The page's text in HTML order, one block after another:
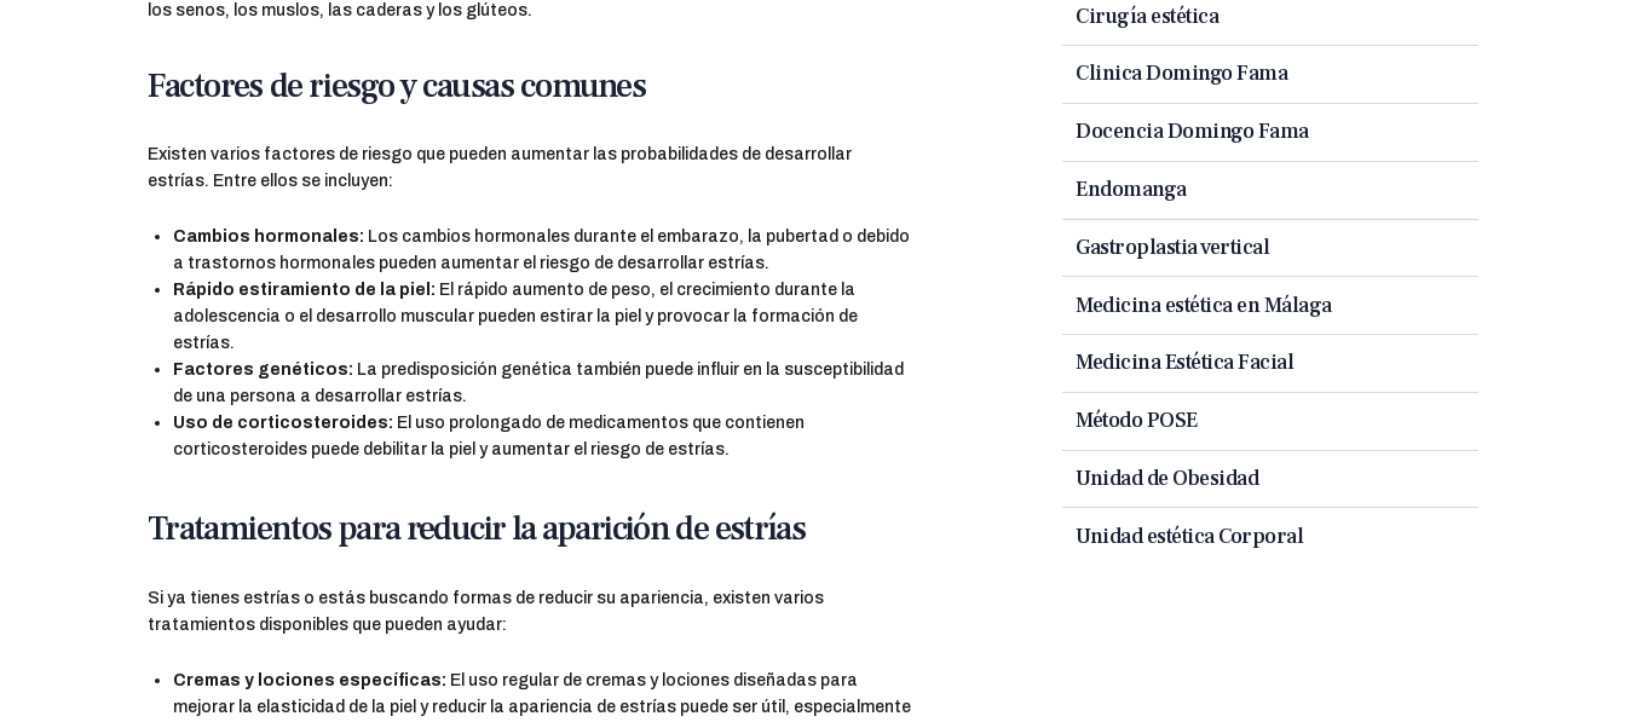
los senos, los muslos, las caderas y los glúteos.
Factores de riesgo y causas comunes
Existen varios factores de riesgo que pueden aumentar las probabilidades de desarrollar
estrías. Entre ellos se incluyen:
Cambios hormonales: Los cambios hormonales durante el embarazo, la pubertad o debido
a trastornos hormonales pueden aumentar el riesgo de desarrollar estrías.
Rápido estiramiento de la piel: El rápido aumento de peso, el crecimiento durante la
adolescencia o el desarrollo muscular pueden estirar la piel y provocar la formación de
estrías.
Factores genéticos: La predisposición genética también puede influir en la susceptibilidad
de una persona a desarrollar estrías.
Uso de corticosteroides: El uso prolongado de medicamentos que contienen
corticosteroides puede debilitar la piel y aumentar el riesgo de estrías.
Tratamientos para reducir la aparición de estrías
Si ya tienes estrías o estás buscando formas de reducir su apariencia, existen varios
tratamientos disponibles que pueden ayudar:
Cremas y lociones específicas: El uso regular de cremas y lociones diseñadas para
mejorar la elasticidad de la piel y reducir la apariencia de estrías puede ser útil, especialmente
Cirugía estética
Clinica Domingo Fama
Docencia Domingo Fama
Endomanga
Gastroplastia vertical
Medicina estética en Málaga
Medicina Estética Facial
Método POSE
Unidad de Obesidad
Unidad estética Corporal